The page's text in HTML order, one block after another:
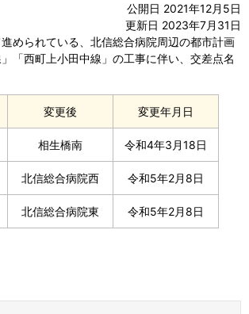
公開日 2021年12月5日
更新日 2023年7月31日
められている、北信総合病院周辺の都市計画
「西町上小田中線」の工事に伴い、交差点名
変更後 変更年月日
相生橋南 令和4年3月18日
北信総合病院西 令和5年2月8日
北信総合病院東 令和5年2月8日